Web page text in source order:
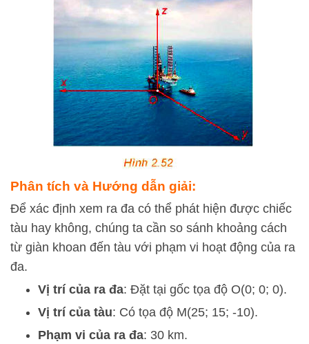
Phân tích và Hướng dẫn giải:
Để xác định xem ra đa có thể phát hiện được chiếc
tàu hay không, chúng ta cần so sánh khoảng cách
từ giàn khoan đến tàu với phạm vi hoạt động của ra
đa.
Vị trí của ra đa: Đặt tại gốc tọa độ O(0; 0; 0).
Vị trí của tàu: Có tọa độ M(25; 15; -10).
Phạm vi của ra đa: 30 km.